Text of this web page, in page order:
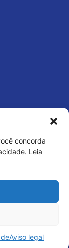
concorda
Leia
Aviso legal
DE